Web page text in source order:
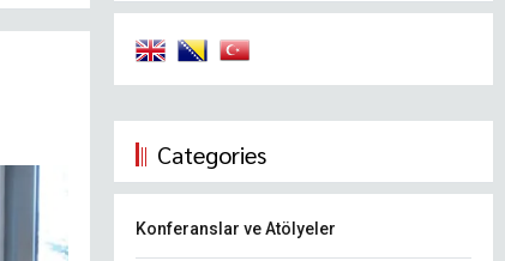
Categories
Konferanslar ve Atölyeler